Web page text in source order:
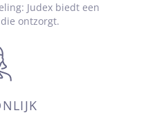
Judex biedt een
ontzorgt.